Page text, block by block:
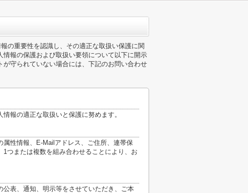
の重要性を認識し、その適正な取扱い保護に関
報の保護および取扱い要領について以下に開示
守られていない場合には、下記のお問い合わせ
報の適正な取扱いと保護に努めます。
性情報、E-Mailアドレス、ご住所、連帯保
つまたは複数を組み合わせることにより、お
表、通知、明示等をさせていただき、ご本